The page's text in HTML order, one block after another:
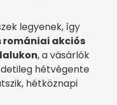
legyenek, így
akciós
, a vásárlók
hétvégente
hétköznapi